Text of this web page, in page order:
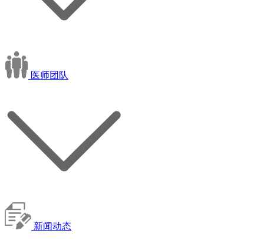
医师团队
新闻动态